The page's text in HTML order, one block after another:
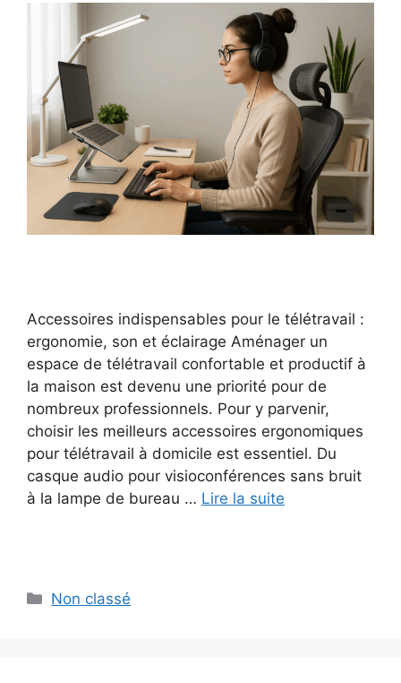
Accessoires indispensables pour le télétravail :
ergonomie, son et éclairage Aménager un
espace de télétravail confortable et productif à
la maison est devenu une priorité pour de
nombreux professionnels. Pour y parvenir,
choisir les meilleurs accessoires ergonomiques
pour télétravail à domicile est essentiel. Du
casque audio pour visioconférences sans bruit
à la lampe de bureau … Lire la suite
Catégories
Non classé